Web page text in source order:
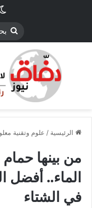
الرئيسية / علوم وتقنية
من بينها
الماء.. أفضل
في الشتاء